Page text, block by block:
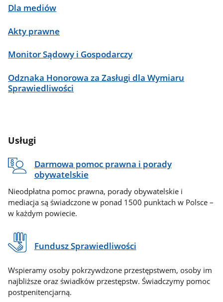
Dla mediów
Akty prawne
Monitor Sądowy i Gospodarczy
Odznaka Honorowa za Zasługi dla Wymiaru
Sprawiedliwości
Usługi
Darmowa pomoc prawna i porady
obywatelskie
Nieodpłatna pomoc prawna, porady obywatelskie i
mediacja są świadczone w ponad 1500 punktach w Polsce –
w każdym powiecie.
Fundusz Sprawiedliwości
Wspieramy osoby pokrzywdzone przestępstwem, osoby im
najbliższe oraz świadków przestępstw. Świadczymy pomoc
postpenitencjarną.